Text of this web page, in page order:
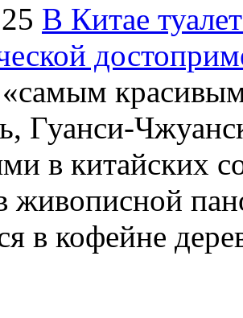
В Китае
Гуанси-
в китайских
живописной
в кофейне